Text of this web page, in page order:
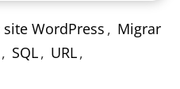
WordPress , Migrar
, SQL, URL,